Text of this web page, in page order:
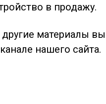
в продажу.
другие материалы
нашего сайта.